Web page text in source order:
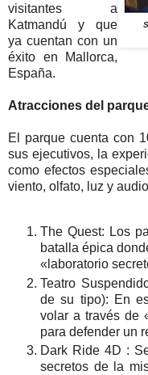
visitantes a
Katmandú y que
ya cuentan con un
éxito en Mallorca,
España.
Atracciones del
El parque cuenta con
sus ejecutivos, la
como efectos
viento, olfato, luz y
The Quest: Los
batalla épica
«laboratorio
Teatro
de su tipo): En
volar a través de
para defender un
Dark Ride 4D :
secretos de la